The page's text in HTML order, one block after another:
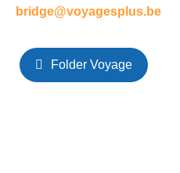
bridge@voyagesplus.be
Folder Voyage